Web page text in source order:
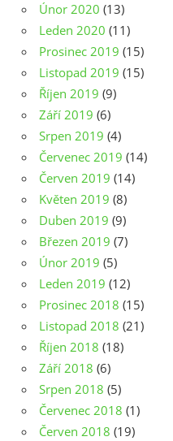
Únor 2020 (13)
Leden 2020 (11)
Prosinec 2019 (15)
Listopad 2019 (15)
Říjen 2019 (9)
Září 2019 (6)
Srpen 2019 (4)
Červenec 2019 (14)
Červen 2019 (14)
Květen 2019 (8)
Duben 2019 (9)
Březen 2019 (7)
Únor 2019 (5)
Leden 2019 (12)
Prosinec 2018 (15)
Listopad 2018 (21)
Říjen 2018 (18)
Září 2018 (6)
Srpen 2018 (5)
Červenec 2018 (1)
Červen 2018 (19)